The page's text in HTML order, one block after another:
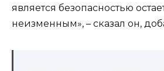
является безопасностью
неизменным», – сказал он,